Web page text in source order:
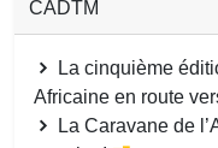
CADTM
La cinquième
Africaine en route
La Caravane de